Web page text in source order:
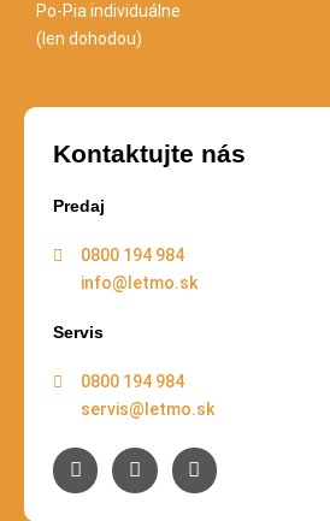
Po-Pia individuálne
(len dohodou)
Kontaktujte nás
Predaj
0800 194 984
info@letmo.sk
Servis
0800 194 984
servis@letmo.sk